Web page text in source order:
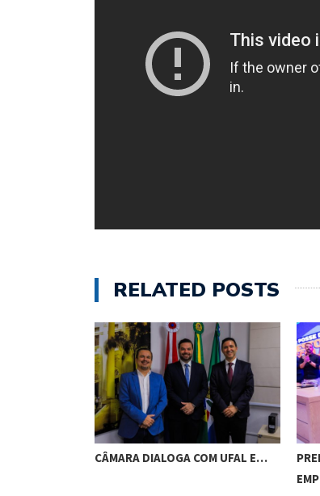
RELATED POSTS
CÂMARA DIALOGA COM UFAL E…